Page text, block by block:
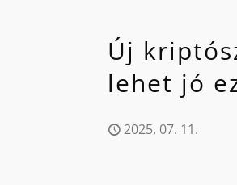
Új
lehet jó
2025. 07. 11.